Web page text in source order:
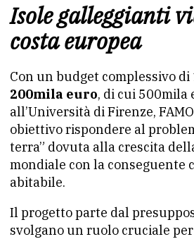
Isole galleggianti
costa europea
Con un budget complessivo di
200mila euro, di cui 500mila
all’Università di Firenze,
obiettivo rispondere al
terra” dovuta alla crescita
mondiale con la conseguente
abitabile.
Il progetto parte dal
svolgano un ruolo cruciale